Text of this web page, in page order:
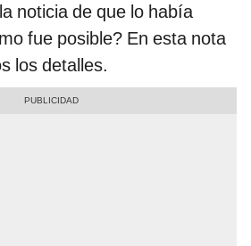
noticia de que lo había
fue posible? En esta nota
los detalles.